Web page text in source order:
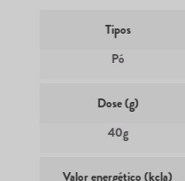
Tipos
Pó
Dose (g)
40g
Valor energético (kcla)